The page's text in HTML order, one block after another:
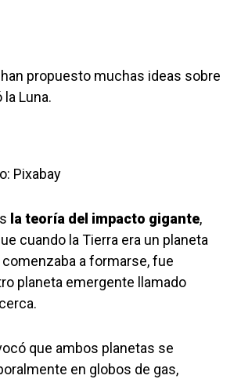
propuesto muchas ideas sobre
Luna.
Pixabay
la teoría del impacto gigante,
cuando la Tierra era un planeta
a formarse, fue
planeta emergente llamado
que ambos planetas se
en globos de gas,